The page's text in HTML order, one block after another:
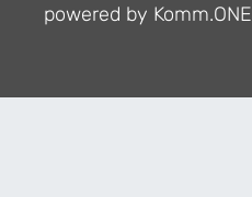
powered by Komm.ONE